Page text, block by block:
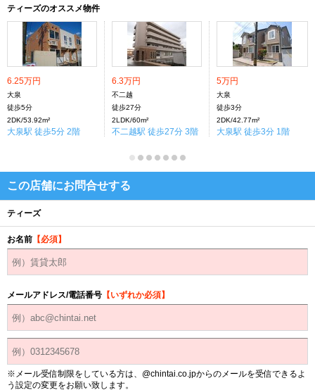
ティーズのオススメ物件
6.25万円
大泉
徒歩5分
2DK/53.92m²
大泉駅 徒歩5分 2階
6.3万円
不二越
徒歩27分
2LDK/60m²
不二越駅 徒歩27分 3階
5万円
大泉
徒歩3分
2DK/42.77m²
大泉駅 徒歩3分 1階
この店舗にお問合せする
ティーズ
お名前 【必須】
メールアドレス/電話番号 【いずれか必須】
※メール受信制限をしている方は、@chintai.co.jpからのメールを受信できるよ
う設定の変更をお願い致します。